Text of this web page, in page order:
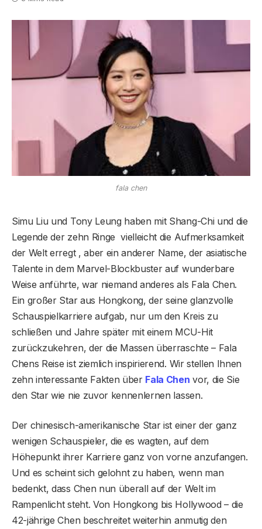
fala chen
Simu Liu und Tony Leung haben mit Shang-Chi und die
Legende der zehn Ringe vielleicht die Aufmerksamkeit
der Welt erregt , aber ein anderer Name, der asiatische
Talente in dem Marvel-Blockbuster auf wunderbare
Weise anführte, war niemand anderes als Fala Chen.
Ein großer Star aus Hongkong, der seine glanzvolle
Schauspielkarriere aufgab, nur um den Kreis zu
schließen und Jahre später mit einem MCU-Hit
zurückzukehren, der die Massen überraschte – Fala
Chens Reise ist ziemlich inspirierend. Wir stellen Ihnen
zehn interessante Fakten über Fala Chen vor, die Sie
den Star wie nie zuvor kennenlernen lassen.
Der chinesisch-amerikanische Star ist einer der ganz
wenigen Schauspieler, die es wagten, auf dem
Höhepunkt ihrer Karriere ganz von vorne anzufangen.
Und es scheint sich gelohnt zu haben, wenn man
bedenkt, dass Chen nun überall auf der Welt im
Rampenlicht steht. Von Hongkong bis Hollywood – die
42-jährige Chen beschreitet weiterhin anmutig den